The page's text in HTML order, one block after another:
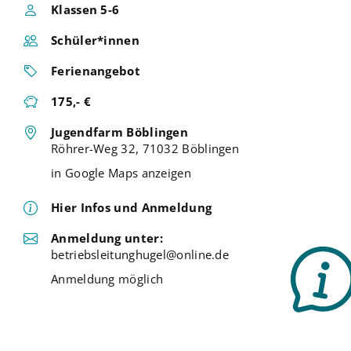
Klassen 5-6
Schüler*innen
Ferienangebot
175,- €
Jugendfarm Böblingen
Röhrer-Weg 32, 71032 Böblingen
in Google Maps anzeigen
Hier Infos und Anmeldung
Anmeldung unter:
betriebsleitunghugel@online.de
Anmeldung möglich